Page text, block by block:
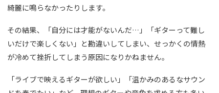
綺麗に鳴らなかったりします。
その結果、「自分には才能がないんだ…」「ギターって難し
いだけで楽しくない」と勘違いしてしまい、せっかくの情熱
が冷めて挫折してしまう原因になりかねません。
「ライブで映えるギターが欲しい」「温かみのあるなサウン